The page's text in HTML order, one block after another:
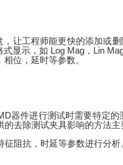
让工程师能更快的添加或删
式显示，如 Log Mag ， Lin
位，延时等参数。
器件进行测试时需要特定
的去除测试夹具影响的方法
阻抗，时延等参数进行分析